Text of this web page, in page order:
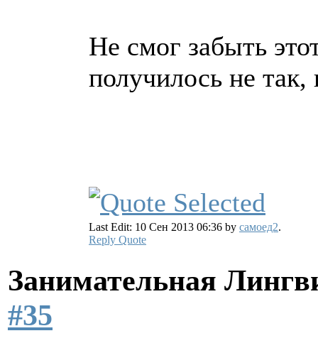
Не смог забыть
получилось не
Last Edit: 10 Сен 2013 06:36 by самоед2.
Reply Quote
Занимательная
#35